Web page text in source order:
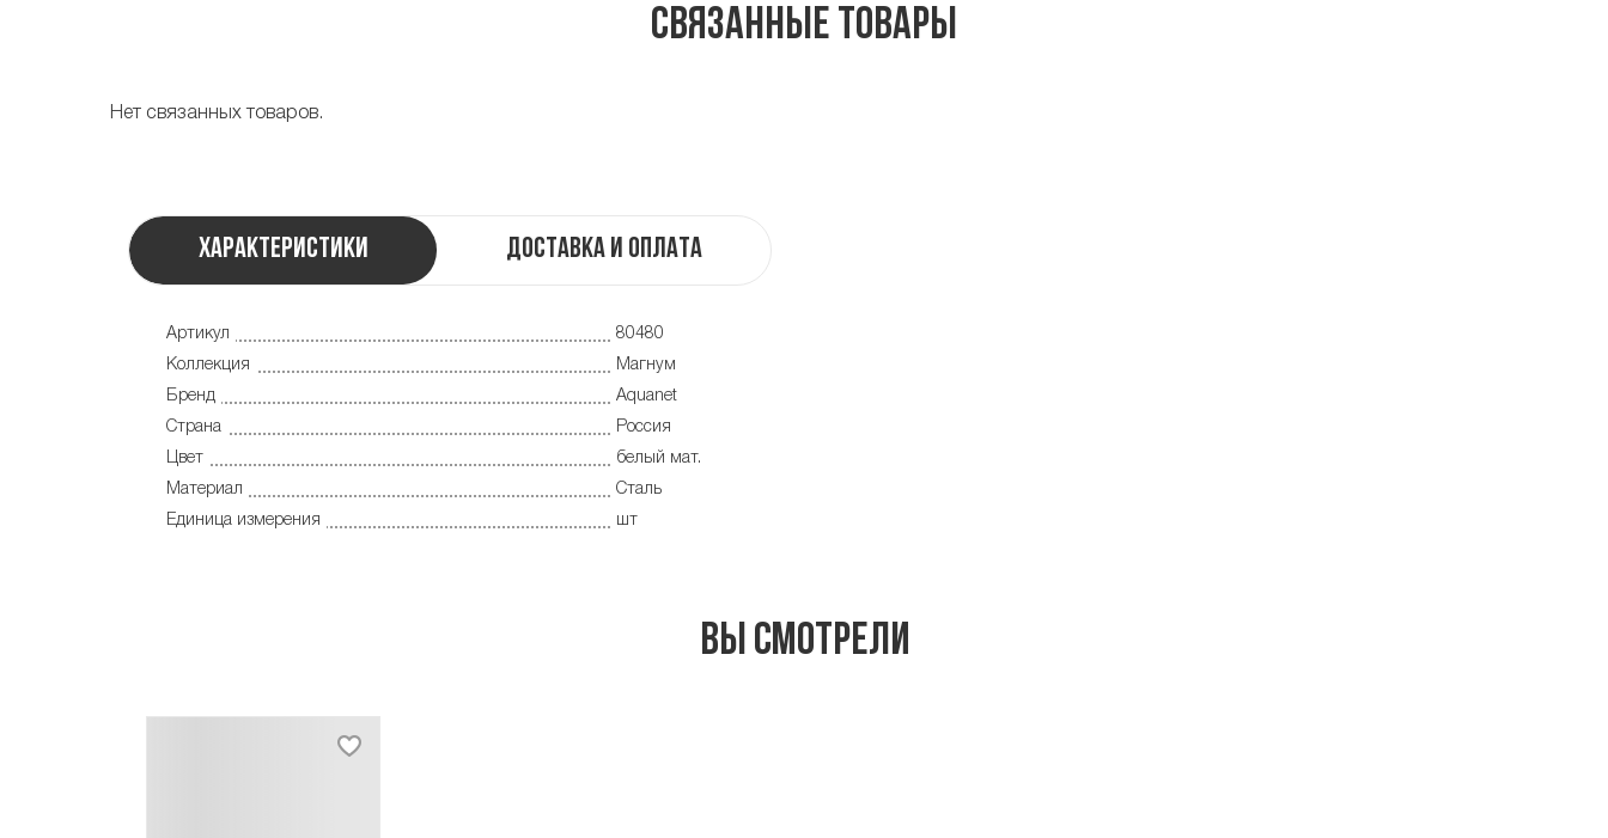
Связанные товары
Нет связанных товаров.
Характеристики Доставка и оплата
Артикул
80480
Коллекция
Магнум
Бренд
Aquanet
Страна
Россия
Цвет
белый мат.
Материал
Сталь
Единица измерения
шт
Вы смотрели